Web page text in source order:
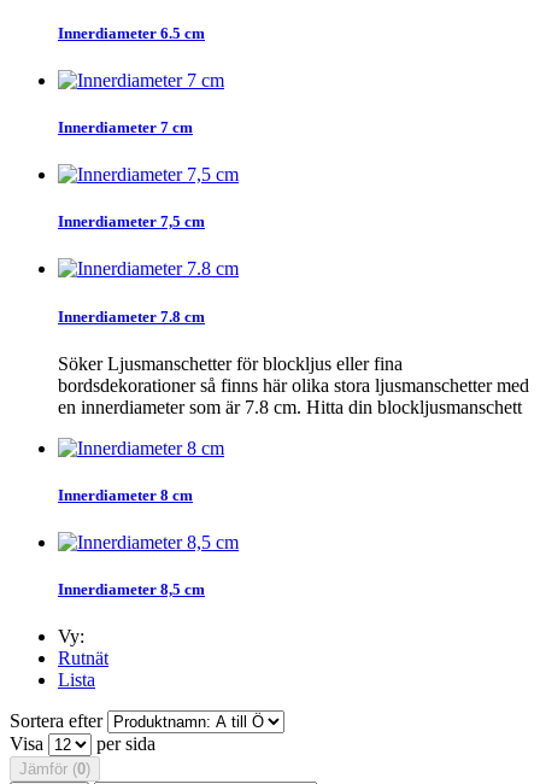
Innerdiameter 6.5 cm
Innerdiameter 7 cm
Innerdiameter 7,5 cm
Innerdiameter 7.8 cm
Söker Ljusmanschetter för blockljus eller fina
bordsdekorationer så finns här olika stora ljusmanschetter med
en innerdiameter som är 7.8 cm. Hitta din blockljusmanschett
Innerdiameter 8 cm
Innerdiameter 8,5 cm
Vy:
Rutnät
Lista
Sortera efter
Visa
per sida
Jämför (0)